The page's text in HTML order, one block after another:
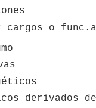
o
derivados